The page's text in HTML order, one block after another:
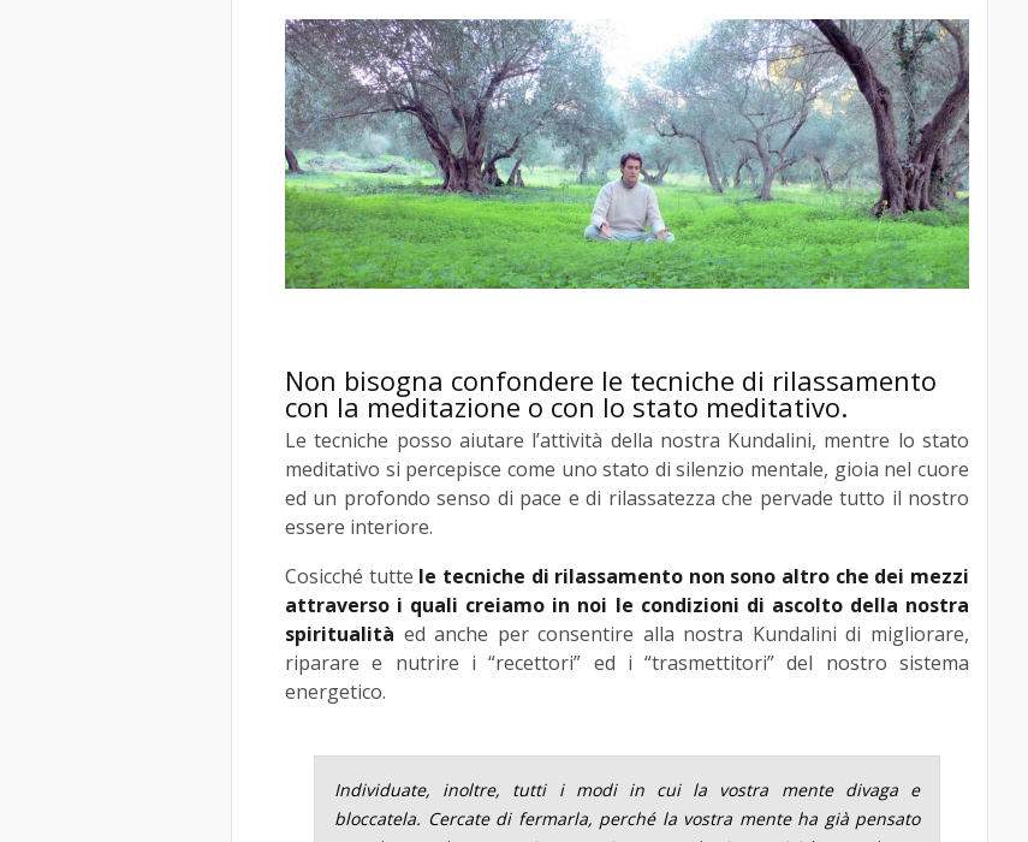
Non bisogna confondere le tecniche di rilassamento
con la meditazione o con lo stato meditativo.
Le tecniche posso aiutare l’attività della nostra Kundalini, mentre lo stato
meditativo si percepisce come uno stato di silenzio mentale, gioia nel cuore
ed un profondo senso di pace e di rilassatezza che pervade tutto il nostro
essere interiore.
Cosicché tutte le tecniche di rilassamento non sono altro che dei mezzi
attraverso i quali creiamo in noi le condizioni di ascolto della nostra
spiritualità ed anche per consentire alla nostra Kundalini di migliorare,
riparare e nutrire i “recettori” ed i “trasmettitori” del nostro sistema
energetico.
Individuate, inoltre, tutti i modi in cui la vostra mente divaga e
bloccatela. Cercate di fermarla, perché la vostra mente ha già pensato